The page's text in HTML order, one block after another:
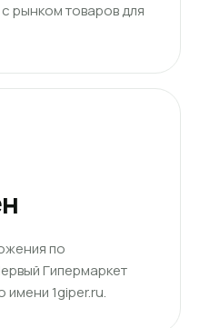
рынком товаров для
по
Гипермаркет
1giper.ru.